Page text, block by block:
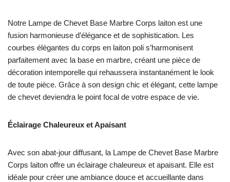
Notre Lampe de Chevet Base Marbre Corps laiton est une
fusion harmonieuse d’élégance et de sophistication. Les
courbes élégantes du corps en laiton poli s’harmonisent
parfaitement avec la base en marbre, créant une pièce de
décoration intemporelle qui rehaussera instantanément le look
de toute pièce. Grâce à son design chic et élégant, cette lampe
de chevet deviendra le point focal de votre espace de vie.
Éclairage Chaleureux et Apaisant
Avec son abat-jour diffusant, la Lampe de Chevet Base Marbre
Corps laiton offre un éclairage chaleureux et apaisant. Elle est
idéale pour créer une ambiance douce et accueillante dans